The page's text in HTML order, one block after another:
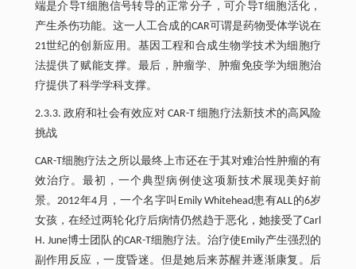
端是介导T细胞信号转导的正常分子，可介导T细胞活化，
产生杀伤功能。这一人工合成的CAR可谓是药物受体学说在
21世纪的创新应用。基因工程和合成生物学技术为细胞疗
法提供了赋能支撑。最后，肿瘤学、肿瘤免疫学为细胞治
疗提供了科学学科支撑。
2.3.3. 政府和社会有效应对 CAR-T 细胞疗法新技术的高风险
挑战
CAR-T细胞疗法之所以最终上市还在于其对难治性肿瘤的有
效治疗。最初，一个典型病例使这项新技术展现美好前
景。2012年4月，一个名字叫Emily Whitehead患有ALL的6岁
女孩，在经过两轮化疗后病情仍然趋于恶化，她接受了Carl
H. June博士团队的CAR-T细胞疗法。治疗使Emily产生强烈的
副作用反应，一度昏迷。但是她后来苏醒并逐渐康复。后